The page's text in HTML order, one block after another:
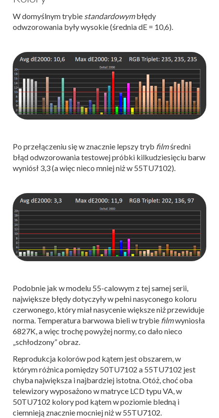
W domyślnym trybie standardowymbłędy
odwzorowania były wysokie (średnia dE = 10,6).
Po przełączeniu się w znacznie lepszy tryb filmśredni
błąd odwzorowania testowej próbki kilkudziesięciu barw
wyniósł 3,3 (a więc nieco mniej niż w 55TU7102).
Podobnie jak w modelu 55-calowym z tej samej serii,
największe błędy dotyczyły w pełni nasyconego koloru
czerwonego, który miał nasycenie większe niż przewiduje
norma. Temperatura barwowa bieli w trybie filmwyniosła
6827K, a więc trochę powyżej normy, co dało nieco
„schłodzony” obraz.
Reprodukcja kolorów pod kątem jest obszarem, w
którym różnica pomiędzy 50TU7102 a 55TU7102 jest
chyba największa i najbardziej istotna. Otóż, choć oba
telewizory wyposażono w matryce LCD typu VA, w
50TU7102 kolory pod kątem w poziomie bledną i
ciemnieją znacznie mocniej niż w 55TU7102.